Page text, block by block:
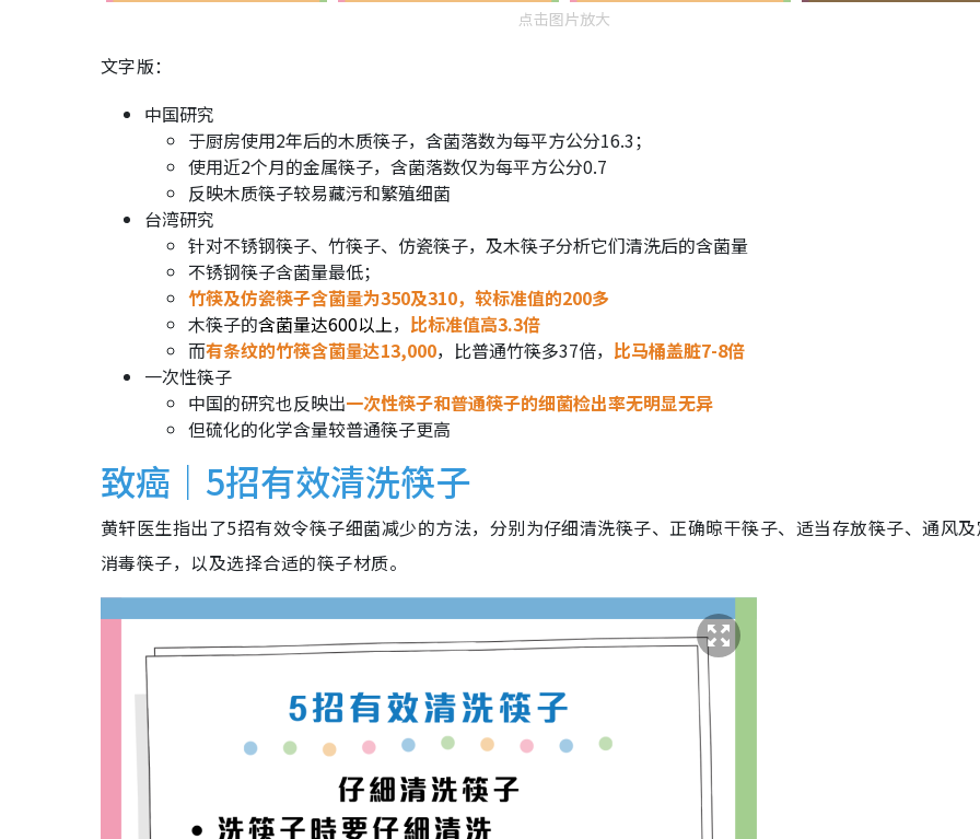
点击图片放大
文字版：
中国研究
于厨房使用2年后的木质筷子，含菌落数为每平方公分16.3；
使用近2个月的金属筷子，含菌落数仅为每平方公分0.7
反映木质筷子较易藏污和繁殖细菌
台湾研究
针对不锈钢筷子、竹筷子、仿瓷筷子，及木筷子分析它们清洗后的含菌量
不锈钢筷子含菌量最低；
竹筷及仿瓷筷子含菌量为350及310，较标准值的200多
木筷子的含菌量达600以上， 比标准值高3.3倍
而有条纹的竹筷含菌量达13,000，比普通竹筷多37倍， 比马桶盖脏7-8倍
一次性筷子
中国的研究也反映出一次性筷子和普通筷子的细菌检出率无明显无异
但硫化的化学含量较普通筷子更高
致癌｜5招有效清洗筷子
黄轩医生指出了5招有效令筷子细菌减少的方法，分别为仔细清洗筷子、正确晾干筷子、适当存放筷子、通风
消毒筷子，以及选择合适的筷子材质。